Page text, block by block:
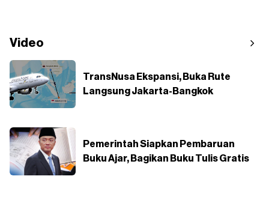
Video
TransNusa Ekspansi, Buka Rute
Langsung Jakarta-Bangkok
Pemerintah Siapkan Pembaruan
Buku Ajar, Bagikan Buku Tulis Gratis